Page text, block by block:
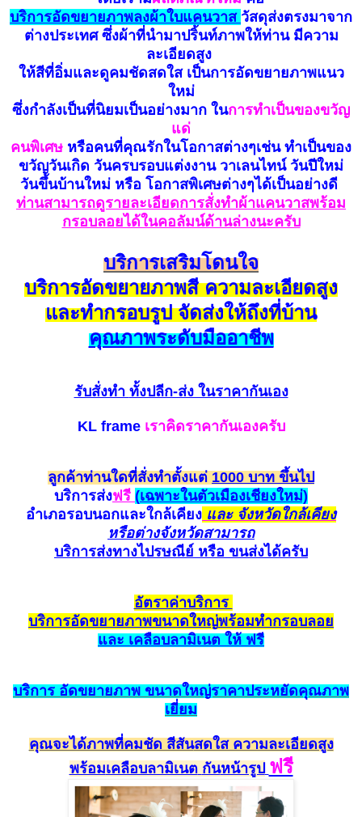
บริการอัดขยายภาพลงผ้าใบแคนวาส วัสดุส่งตรงมาจาก
ต่างประเทศ ซึ่งผ้าที่นำมาปริ้นท์ภาพให้ท่าน มีความ
ละเอียดสูง
ให้สีที่อิ่มและดูคมชัดสดใส เป็นการอัดขยายภาพแนว
ใหม่
ซึ่งกำลังเป็นที่นิยมเป็นอย่างมาก ในการทำเป็นของขวัญ
แด่
คนพิเศษ หรือคนที่คุณรักในโอกาสต่างๆเช่น ทำเป็นของ
ขวัญวันเกิด วันครบรอบแต่งงาน วาเลนไทน์ วันปีใหม่
วันขึ้นบ้านใหม่ หรือ โอกาสพิเศษต่างๆได้เป็นอย่างดี
ท่านสามารถดูรายละเอียดการสั่งทำผ้าแคนวาสพร้อม
กรอบลอยได้ในคอลัมน์ด้านล่างนะครับ
บริการเสริมโดนใจ
บริการอัดขยายภาพสี ความละเอียดสูง
และทำกรอบรูป จัดส่งให้ถึงที่บ้าน
คุณภาพระดับมืออาชีพ
รับสั่งทำ ทั้งปลีก-ส่ง ในราคากันเอง
KL frame เราคิดราคากันเองครับ
ลูกค้าท่านใดที่สั่งทำตั้งแต่ 1000 บาท ขึ้นไป
บริการส่งฟรี (เฉพาะในตัวเมืองเชียงใหม่)
อำเภอรอบนอกและใกล้เคียง และ จังหวัดใกล้เคียง
หรือต่างจังหวัดสามารถ
บริการส่งทางไปรษณีย์ หรือ ขนส่งได้ครับ
อัตราค่าบริการ
บริการอัดขยายภาพขนาดใหญ่พร้อมทำกรอบลอย
และ เคลือบลามิเนต ให้ ฟรี
บริการ อัดขยายภาพ ขนาดใหญ่ราคาประหยัดคุณภาพ
เยี่ยม
คุณจะได้ภาพที่คมชัด สีสันสดใส ความละเอียดสูง
พร้อมเคลือบลามิเนต กันหน้ารูป ฟรี